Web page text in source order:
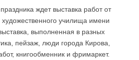
ждет выставка работ от
художественного училища имени
выполненная в разных
пейзаж, люди города Кирова,
книгообменник и фримаркет.